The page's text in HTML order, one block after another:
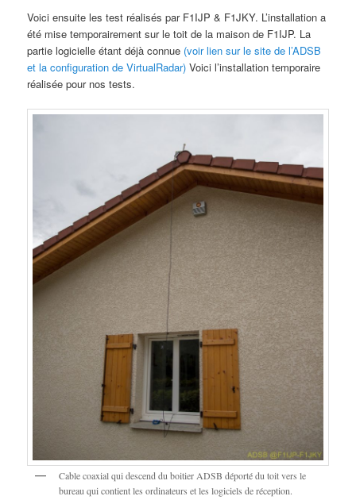
Voici ensuite les test réalisés par F1IJP & F1JKY. L’installation a
été mise temporairement sur le toit de la maison de F1IJP. La
partie logicielle étant déjà connue (voir lien sur le site de l’ADSB
et la configuration de VirtualRadar) Voici l’installation temporaire
réalisée pour nos tests.
Cable coaxial qui descend du boitier ADSB déporté du toit vers le
bureau qui contient les ordinateurs et les logiciels de réception.